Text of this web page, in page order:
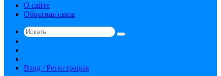
О сайте
Обратная связь
Искать
статья
Вход / Регистрация